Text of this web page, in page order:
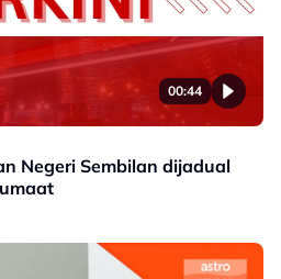
00:44
Negeri Sembilan dijadual